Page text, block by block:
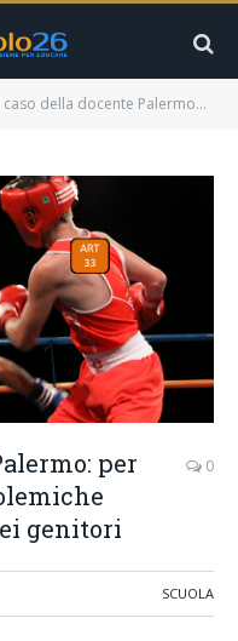
della docente Palermo: per non soffocare nelle polemiche conta anche la voce dei genitori
per
genitori
0
SCUOLA